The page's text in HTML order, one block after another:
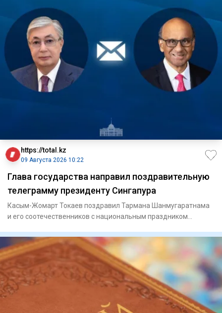
https://total.kz
09 Августа 2026 10:22
Глава государства направил поздравительную
телеграмму президенту Сингапура
Касым-Жомарт Токаев поздравил Тармана Шанмугаратнама
и его соотечественников с национальным праздником